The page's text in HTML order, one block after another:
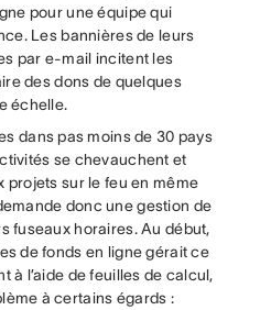
pour une équipe qui
Les bannières de leurs
par e-mail incitent les
des dons de quelques
échelle.
dans pas moins de 30 pays
se chevauchent et
projets sur le feu en même
donc une gestion de
fuseaux horaires. Au début,
de fonds en ligne gérait ce
à l’aide de feuilles de calcul,
à certains égards :